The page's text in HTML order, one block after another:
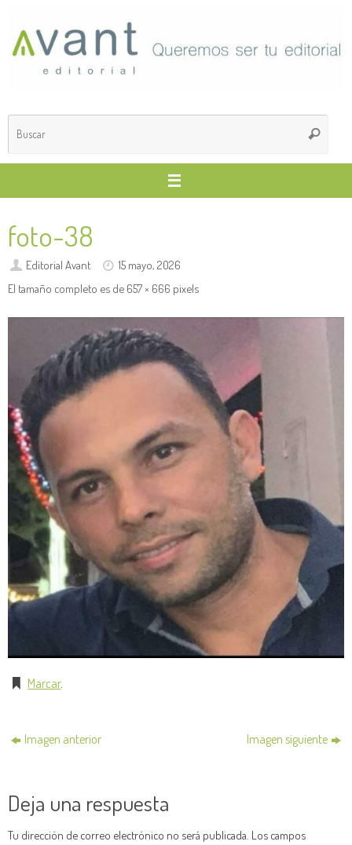
contenido
Buscar
foto-38
Editorial Avant
15 mayo, 2026
El tamaño completo es de 657 × 666 pixels
Marcar.
Imagen anterior Imagen siguiente
Deja una respuesta
Tu dirección de correo electrónico no será publicada. Los campos